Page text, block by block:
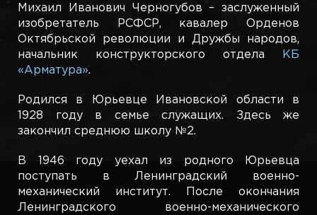
Михаил Иванович Черногубов – заслуженный
изобретатель РСФСР, кавалер Орденов
Октябрьской революции и Дружбы народов,
начальник конструкторского отдела
КБ
«Арматура».
Родился в Юрьевце Ивановской области в
1928 году в семье служащих. Здесь же
закончил среднюю школу №2.
В 1946 году уехал из родного Юрьевца
поступать в Ленинградский военно-
механический институт. После окончания
Ленинградского военно-механического